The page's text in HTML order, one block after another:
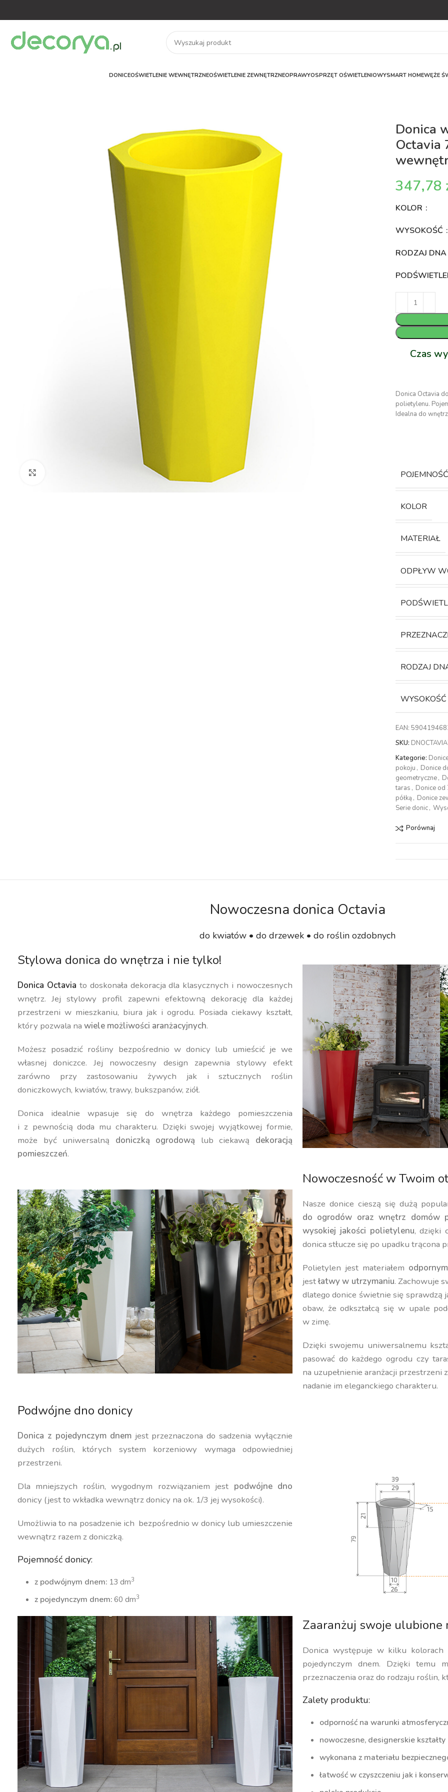
DONICEOŚWIETLENIE WEWNĘTRZNEOŚWIETLENIE ZEWNĘTRZNEOPRAWYOSPRZĘT OŚWIETLENIOWYSMART HOMEWĘŻE
Donica
Octavia
KOLOR
WYSOKOŚĆ
RODZAJ DNA
Czas
Donica Octavia
polietylenu.
Idealna do
POJEMNOŚĆ
KOLOR
MATERIAŁ
ODPŁYW
RODZAJ
WYSOKOŚĆ
EAN:
SKU:
Kategorie:
pokoju , Donice
geometryczne,
taras , Donice od
półką , Donice
Serie donic,
Porównaj
Nowoczesna donica Octavia
do kwiatów • do drzewek • do roślin ozdobnych
Stylowa donica do wnętrza i nie tylko!
Donica Octavia to doskonała dekoracja dla klasycznych i nowoczesnych
wnętrz. Jej stylowy profil zapewni efektowną dekorację dla każdej
przestrzeni w mieszkaniu, biura jak i ogrodu. Posiada ciekawy kształt,
który pozwala nawiele możliwości aranżacyjnych.
Możesz posadzić rośliny bezpośrednio w donicy lub umieścić je we
własnej doniczce. Jej nowoczesny design zapewnia stylowy efekt
zarówno przy zastosowaniu żywych jak i sztucznych roślin
doniczkowych, kwiatów, trawy, bukszpanów, ziół.
Donica idealnie wpasuje się do wnętrza każdego pomieszczenia
i z pewnością doda mu charakteru. Dzięki swojej wyjątkowej formie,
może być uniwersalną doniczką ogrodową lub ciekawą dekoracją
pomieszczeń.
Nowoczesność w Twoim
Nasze donice cieszą się dużą
do ogrodów oraz wnętrz domów
wysokiej jakości polietylenu, dzięki
donica stłucze się po upadku trącona
Polietylen jest materiałem
jestłatwy w utrzymaniu. Zachowuje
dlatego donice świetnie się sprawdzą
obaw, że odkształcą się w upale
w zimę.
Dzięki swojemu uniwersalnemu
pasować do każdego ogrodu czy
na uzupełnienie aranżacji
nadanie im eleganckiego charakteru.
Podwójne dno donicy
Donica z pojedynczym dnemjest przeznaczona do sadzenia wyłącznie
dużych roślin, których system korzeniowy wymaga odpowiedniej
przestrzeni.
Dla mniejszych roślin, wygodnym rozwiązaniem jest podwójne dno
donicy (jest to wkładka wewnątrz donicy na ok. 1/3 jej wysokości).
Umożliwia to na posadzenie ich bezpośrednio w donicy lub umieszczenie
wewnątrz razem z doniczką.
Pojemność donicy:
z podwójnym dnem: 13 dm3
z pojedynczym dnem:60 dm3
Zaaranżuj swoje ulubione
Donica występuje w kilku
pojedynczym dnem. Dzięki temu
przeznaczenia oraz do rodzaju roślin,
Zalety produktu:
odporność na warunki
nowoczesne, designerskie kształty
wykonana z materiału
łatwość w czyszczeniu jak i